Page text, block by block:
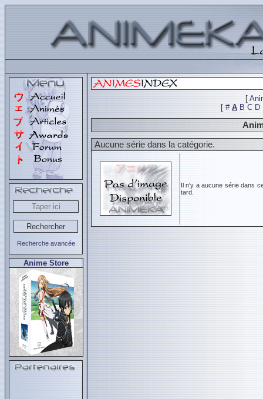
Recherche avancée
Anime Store
[
[ # A B C D
Aucune série dans la catégorie.
Il n'y a aucune série dans
tard.